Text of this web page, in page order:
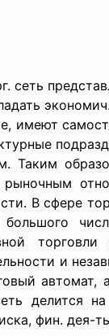
сеть
имеют
Таким
В сфере
большого
и
автомат,
делится
фин. дея-